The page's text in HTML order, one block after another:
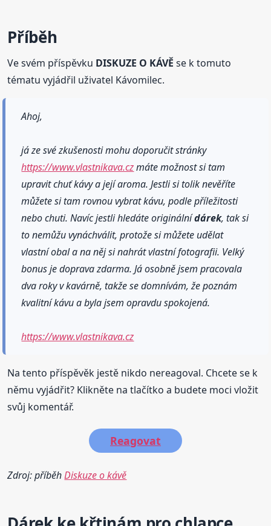
Příběh
Ve svém příspěvku DISKUZE O KÁVĚ se k tomuto
tématu vyjádřil uživatel Kávomilec.
Ahoj,
já ze své zkušenosti mohu doporučit stránky
https://www.vlastnikava.czmáte možnost si tam
upravit chuť kávy a její aroma. Jestli si tolik nevěříte
můžete si tam rovnou vybrat kávu, podle příležitosti
nebo chuti. Navíc jestli hledáte originálnídárek, tak si
to nemůžu vynáchválit, protože si můžete udělat
vlastní obal a na něj si nahrát vlastní fotografii. Velký
bonus je doprava zdarma. Já osobně jsem pracovala
dva roky v kavárně, takže se domnívám, že poznám
kvalitní kávu a byla jsem opravdu spokojená.
https://www.vlastnikava.cz
Na tento příspěvěk jestě nikdo nereagoval. Chcete se k
němu vyjádřit? Klikněte na tlačítko a budete moci vložit
svůj komentář.
Reagovat
Zdroj: příběhDiskuze o kávě